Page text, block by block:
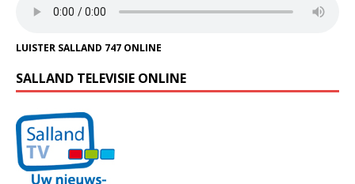
LUISTER SALLAND 747 ONLINE
SALLAND TELEVISIE ONLINE